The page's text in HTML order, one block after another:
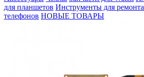
для планшетов Инструменты для ремонта
телефонов НОВЫЕ ТОВАРЫ